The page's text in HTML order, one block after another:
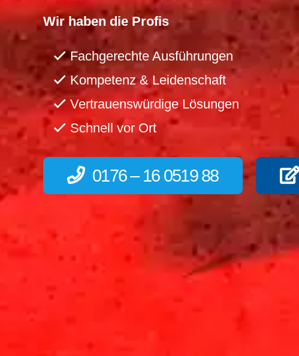
Wir haben die Profis
Fachgerechte Ausführungen
Kompetenz & Leidenschaft
Vertrauenswürdige Lösungen
Schnell vor Ort
0176 – 16 0519 88